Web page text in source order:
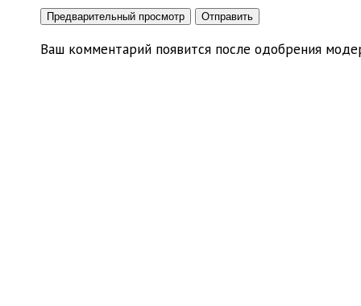
Ваш комментарий появится после одобрения